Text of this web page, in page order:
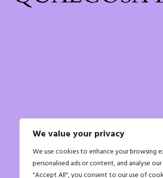
We value your privacy
We use cookies to enhance your browsing
personalised ads or content, and analyse
"Accept All", you consent to our use of